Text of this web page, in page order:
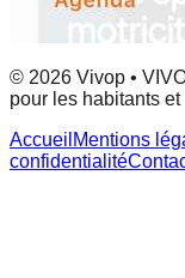
© 2026 Vivop •
pour les habitants
Accueil Mentions
confidentialité